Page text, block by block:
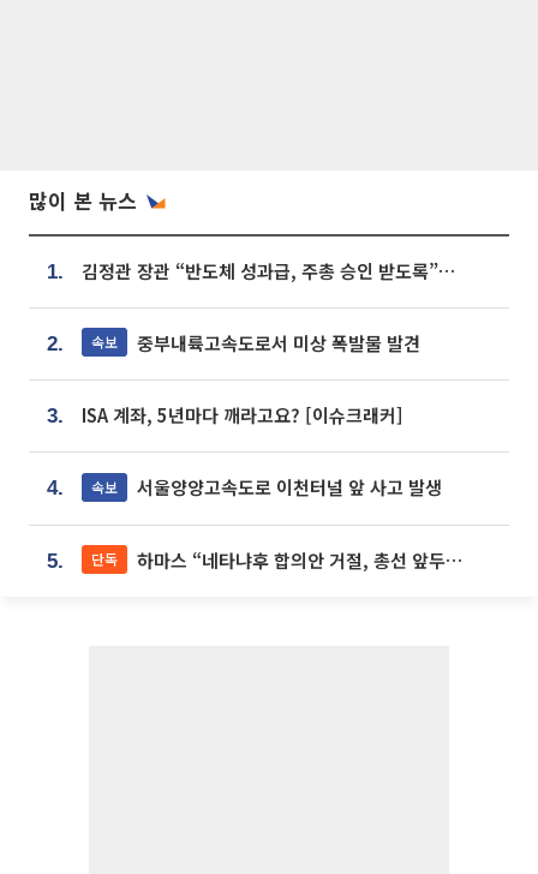
많이 본 뉴스
1. 김정관 장관 “반도체 성과급, 주총 승인 받도록”…상법·자본시장법 개정 시사
2. 속보 중부내륙고속도로서 미상 폭발물 발견
3. ISA 계좌, 5년마다 깨라고요? [이슈크래커]
4. 속보 서울양양고속도로 이천터널 앞 사고 발생
5. 단독 하마스 “네타냐후 합의안 거절, 총선 앞두고 시간 끌기”